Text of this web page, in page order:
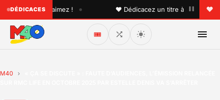
DÉDICACES
que vous aimez ! • ♥ Dédicacez un titre à vos proches
🎟️
M40 ›